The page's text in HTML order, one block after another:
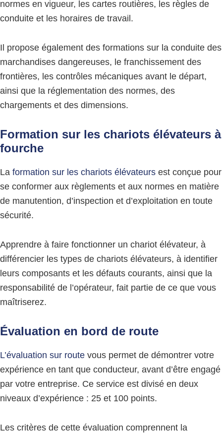
normes en vigueur, les cartes routières, les règles de
conduite et les horaires de travail.
Il propose également des formations sur la conduite des
marchandises dangereuses, le franchissement des
frontières, les contrôles mécaniques avant le départ,
ainsi que la réglementation des normes, des
chargements et des dimensions.
Formation sur les chariots élévateurs à
fourche
La formation sur les chariots élévateurs est conçue pour
se conformer aux règlements et aux normes en matière
de manutention, d’inspection et d’exploitation en toute
sécurité.
Apprendre à faire fonctionner un chariot élévateur, à
différencier les types de chariots élévateurs, à identifier
leurs composants et les défauts courants, ainsi que la
responsabilité de l’opérateur, fait partie de ce que vous
maîtriserez.
Évaluation en bord de route
L’évaluation sur route vous permet de démontrer votre
expérience en tant que conducteur, avant d’être engagé
par votre entreprise. Ce service est divisé en deux
niveaux d’expérience : 25 et 100 points.
Les critères de cette évaluation comprennent la